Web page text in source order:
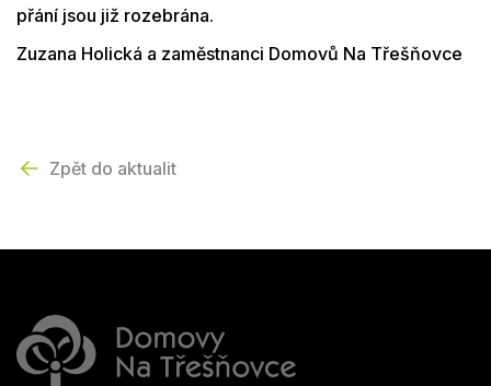
přání jsou již rozebrána.
Zuzana Holická a zaměstnanci Domovů Na Třešňovce
Zpět do aktualit